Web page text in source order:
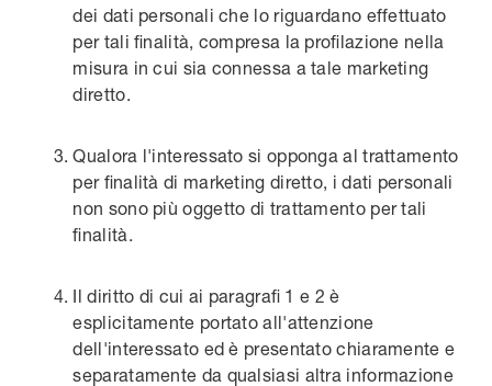
dei dati personali che lo riguardano effettuato
per tali finalità, compresa la profilazione nella
misura in cui sia connessa a tale marketing
diretto.
Qualora l'interessato si opponga al trattamento
per finalità di marketing diretto, i dati personali
non sono più oggetto di trattamento per tali
finalità.
Il diritto di cui ai paragrafi 1 e 2 è
esplicitamente portato all'attenzione
dell'interessato ed è presentato chiaramente e
separatamente da qualsiasi altra informazione